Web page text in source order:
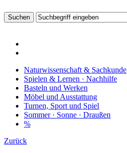
Naturwissenschaft & Sachkunde
Spielen & Lernen · Nachhilfe
Basteln und Werken
Möbel und Ausstattung
Turnen, Sport und Spiel
Sommer · Sonne · Draußen
%
Zurück